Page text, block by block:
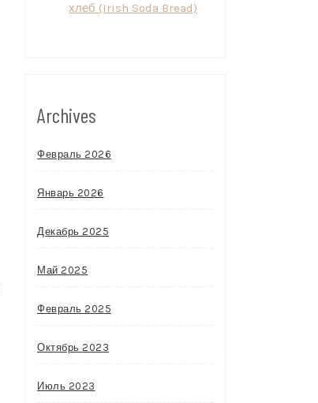
хлеб (Irish Soda Bread)
Archives
Февраль 2026
Январь 2026
Декабрь 2025
Май 2025
Февраль 2025
Октябрь 2023
Июль 2023